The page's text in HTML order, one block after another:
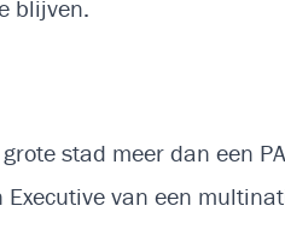
blijven.
stad meer dan een
van een